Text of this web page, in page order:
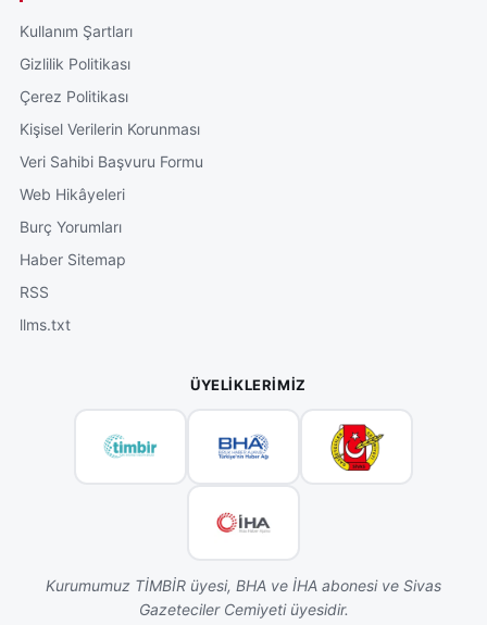
Kullanım Şartları
Gizlilik Politikası
Çerez Politikası
Kişisel Verilerin Korunması
Veri Sahibi Başvuru Formu
Web Hikâyeleri
Burç Yorumları
Haber Sitemap
RSS
llms.txt
ÜYELIKLERIMIZ
Kurumumuz TİMBİR üyesi, BHA ve İHA abonesi ve Sivas
Gazeteciler Cemiyeti üyesidir.